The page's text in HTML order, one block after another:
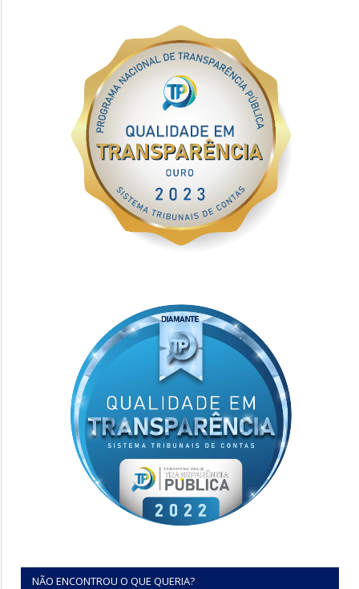
NÃO ENCONTROU O QUE QUERIA?